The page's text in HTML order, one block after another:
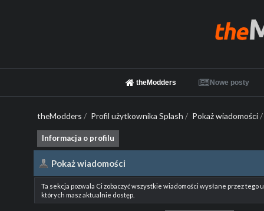
theModders Nowe posty
theModders / Profil użytkownika Splash / Pokaż wiadomości/
Informacja o profilu
Pokaż wiadomości
Ta sekcja pozwala Ci zobaczyć wszystkie wiadomości wysłane przez
których masz aktualnie dostęp.